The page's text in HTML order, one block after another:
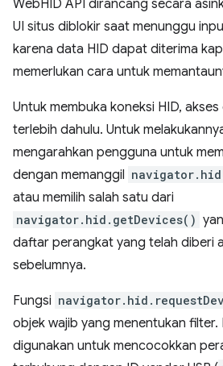
WebHID API dirancang secara
UI situs diblokir saat menunggu
karena data HID dapat diterima
memerlukan cara untuk
Untuk membuka koneksi HID,
terlebih dahulu. Untuk
mengarahkan pengguna untuk
dengan memanggil
atau memilih salah satu dari
navigator.hid.getDevices()
daftar perangkat yang telah diberi
sebelumnya.
Fungsi
objek wajib yang menentukan filter.
digunakan untuk mencocokkan